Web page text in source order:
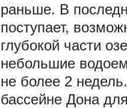
раньше. В
поступает,
глубокой части
небольшие
не более 2
бассейне Дона